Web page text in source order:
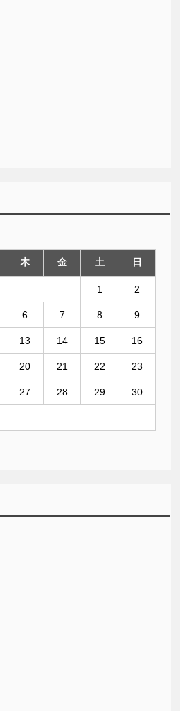
木 金 土 日
1 2
6 7 8 9
13 14 15 16
20 21 22 23
27 28 29 30